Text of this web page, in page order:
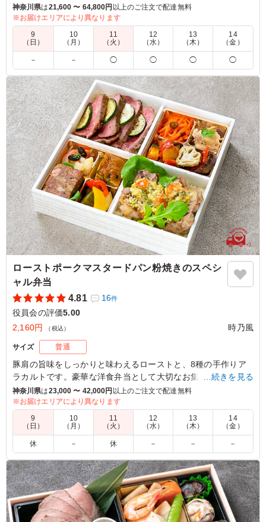
※季節弁当・販売期間限定
2026年06月01日(月)～2026年08月31日(月)
5.0
役員会議用の昼食として注文しました。ローストビーフは
よくあるメニューで夏には少々不安かなとも思いつつ、鮑
ご飯が素敵！！と気に入り注文しました。鮑ご飯は役員た
ちにも好評で、ローストビーフもおいしく、煮物やお魚も
入って、品のある味付けで役員たちへも安心して提供でき
るお弁当でした。役員は年齢が高めのため、優しい味付け
とお魚や煮物も入ったメニューで、量的にも軽めのお弁当
でよかったかと思いますが、若い社員には量としては少々
コンパクトかなとも思います。
ご利用シーン：会議・セミナー›役員会
東京都千代田区神田和泉町2026/08/03
神奈川県は21,600 〜 64,800円 以上のご注文で配達無料
※お届けエリアにより異なります
9
（日）
10
（月）
11
（火）
12
（水）
13
（木）
14
（金）
－ － ◯ ◯ ◯ ◯
ローストポークマスタードパン粉焼きのスペシ
ャル弁当
4.81
16件
役員会の評価5.00
2,160円
（税込） 時乃風
サイズ 普通
豚肩の旨味をしっかりと味わえるローストと、8種の手作りア
ラカルトです。豪華な洋食弁当として大切なお集まりや接待、
会議にもお勧めです。
5.0
とにかく彩りが素晴らしいです。お弁当を開けた瞬間から
楽しいです。また、味付けも素晴らしいです。どれも外れ
がありません。また注文して欲しいとのリクエストがあっ
たので、また頼みます！
ご利用シーン： 会議・セミナー›役員会
東京都中央区築地 2024/08/09
…続きを見る
神奈川県は23,000 〜 42,000円 以上のご注文で配達無料
※お届けエリアにより異なります
9
（日）
10
（月）
11
（火）
12
（水）
13
（木）
14
（金）
休 － 休 － － －